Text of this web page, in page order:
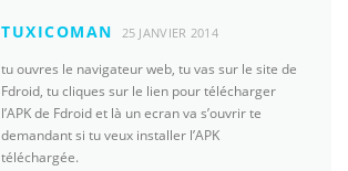
TUXICOMAN 25 JANVIER 2014
tu ouvres le navigateur web, tu vas sur le site de
Fdroid, tu cliques sur le lien pour télécharger
l’APK de Fdroid et là un ecran va s’ouvrir te
demandant si tu veux installer l’APK
téléchargée.